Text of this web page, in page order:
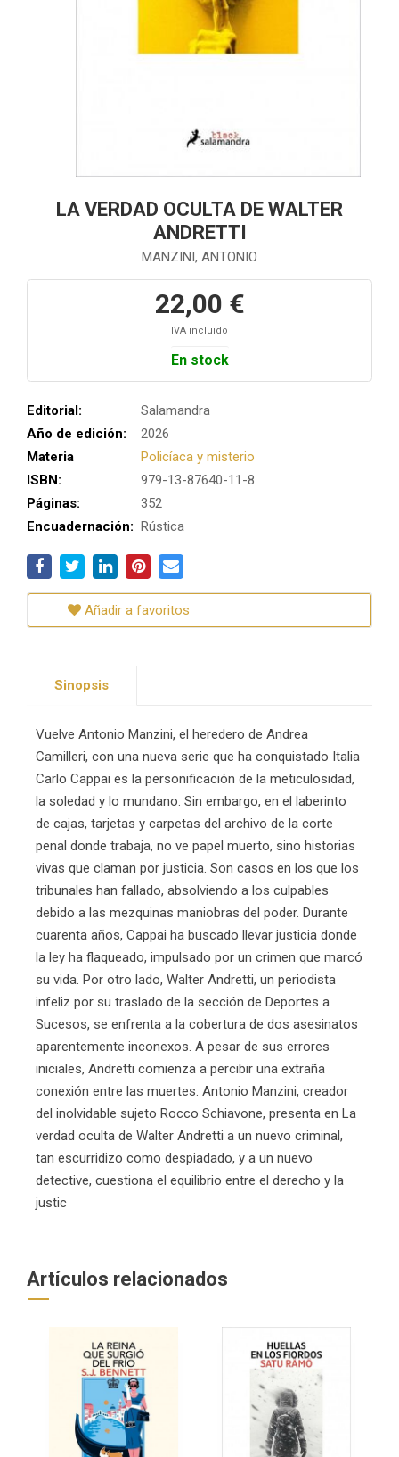
LA VERDAD OCULTA DE WALTER
ANDRETTI
MANZINI, ANTONIO
22,00 €
IVA incluido
En stock
Editorial:
Salamandra
Año de edición:
2026
Materia
Policíaca y misterio
ISBN:
979-13-87640-11-8
Páginas:
352
Encuadernación: Rústica
Añadir a favoritos
Sinopsis
Vuelve Antonio Manzini, el heredero de Andrea
Camilleri, con una nueva serie que ha conquistado Italia
Carlo Cappai es la personificación de la meticulosidad,
la soledad y lo mundano. Sin embargo, en el laberinto
de cajas, tarjetas y carpetas del archivo de la corte
penal donde trabaja, no ve papel muerto, sino historias
vivas que claman por justicia. Son casos en los que los
tribunales han fallado, absolviendo a los culpables
debido a las mezquinas maniobras del poder. Durante
cuarenta años, Cappai ha buscado llevar justicia donde
la ley ha flaqueado, impulsado por un crimen que marcó
su vida. Por otro lado, Walter Andretti, un periodista
infeliz por su traslado de la sección de Deportes a
Sucesos, se enfrenta a la cobertura de dos asesinatos
aparentemente inconexos. A pesar de sus errores
iniciales, Andretti comienza a percibir una extraña
conexión entre las muertes. Antonio Manzini, creador
del inolvidable sujeto Rocco Schiavone, presenta en La
verdad oculta de Walter Andretti a un nuevo criminal,
tan escurridizo como despiadado, y a un nuevo
detective, cuestiona el equilibrio entre el derecho y la
justic
Artículos relacionados